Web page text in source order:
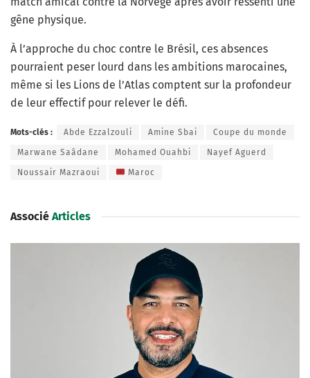
gêne physique.
À l’approche du choc contre le Brésil, ces absences
pourraient peser lourd dans les ambitions marocaines,
même si les Lions de l’Atlas comptent sur la profondeur
de leur effectif pour relever le défi.
Mots-clés : Abde Ezzalzouli Amine Sbai Coupe du monde
Marwane Saâdane Mohamed Ouahbi Nayef Aguerd
Noussair Mazraoui Maroc
Associé Articles